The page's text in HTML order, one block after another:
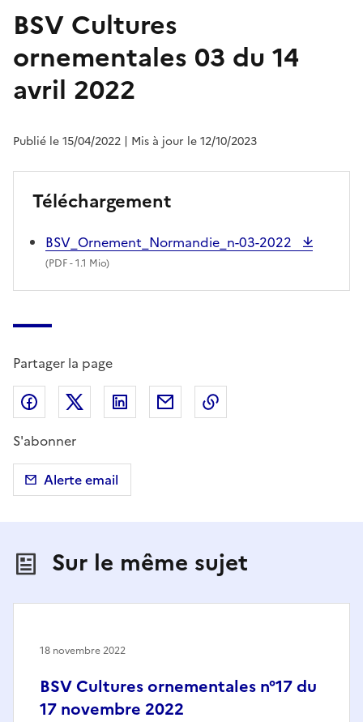
BSV Cultures
ornementales 03 du 14
avril 2022
Publié le 15/04/2022 | Mis à jour le 12/10/2023
Téléchargement
BSV_Ornement_Normandie_n-03-2022
(PDF- 1.1 Mio)
Partager la page
Partager sur Facebook
Partager sur X (anciennement Twitter)
Partager sur LinkedIn
Partager par email
S'abonner
Alerte email
Sur le même sujet
BSV Cultures ornementales n°17 du
17 novembre 2022
18 novembre 2022